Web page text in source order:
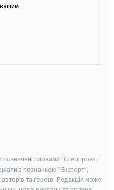
позначені словами "Спецпроєкт"
з позначкою "Експерт",
та героїв. Редакція може